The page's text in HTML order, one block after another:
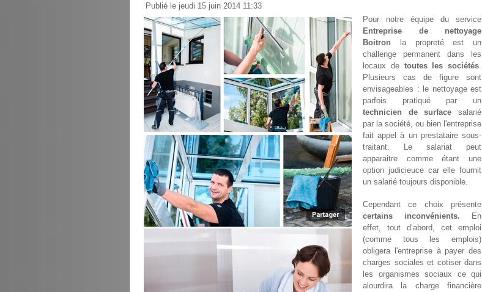
Publié le jeudi 15 juin 2014 11:33
Pour notre équipe du service
Entreprise de nettoyage
Boitron la propreté est un
challenge permanent dans les
locaux de toutes les sociétés.
Plusieurs cas de figure sont
envisageables : le nettoyage est
parfois pratiqué par un
technicien de surface salarié
par la société, ou bien l'entreprise
fait appel à un prestataire sous-
traitant. Le salariat peut
apparaitre comme étant une
option judicieuce car elle fournit
un salarié toujours disponible.
Cependant ce choix présente
certains inconvénients. En
effet, tout d‘abord, cet emploi
(comme tous les emplois)
obligera l'entreprise à payer des
charges sociales et cotiser dans
les organismes sociaux ce qui
alourdira la charge financière